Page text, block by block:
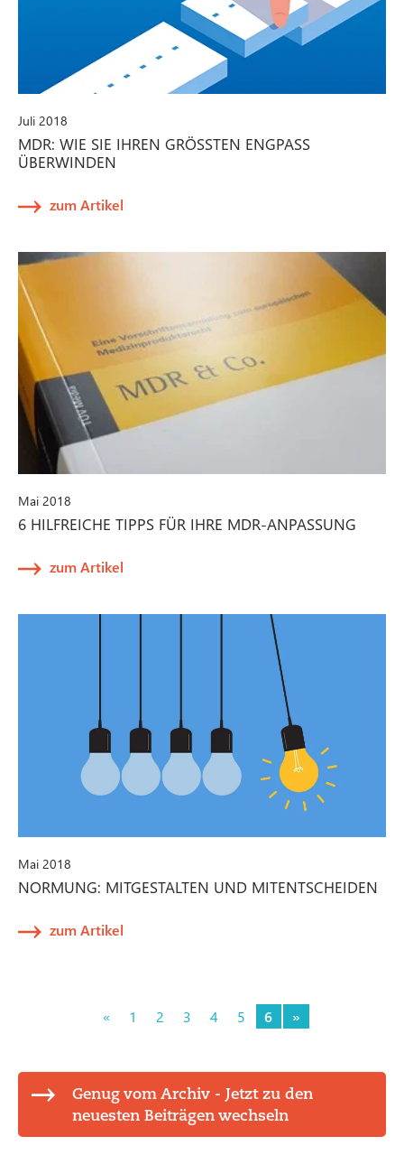
Juli 2018
MDR: WIE SIE IHREN GRÖSSTEN ENGPASS Ü
BERWINDEN
zum Artikel
Mai 2018
6 HILFREICHE TIPPS FÜR IHRE MDR-ANPASSUNG
zum Artikel
Mai 2018
NORMUNG: MITGESTALTEN UND MITENTSCHEIDEN
zum Artikel
« 1 2 3 4 5 6 »
Genug vom Archiv - Jetzt zu den
neuesten Beiträgen wechseln